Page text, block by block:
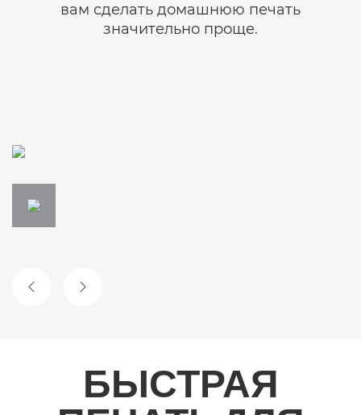
вам сделать домашнюю печать
значительно проще.
ПРЕДЫДУЩИЙ СЛАЙД
СЛЕДУЮЩИЙ СЛАЙД
БЫСТРАЯ